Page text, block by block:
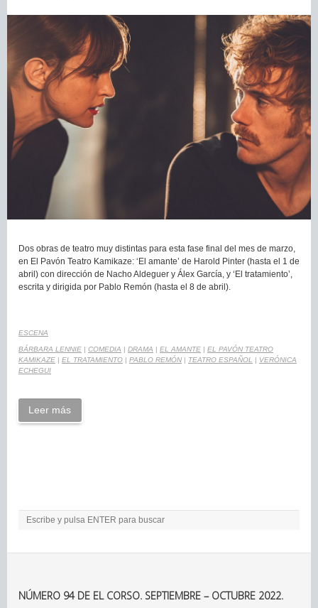
Dos obras de teatro muy distintas para esta fase final del mes de marzo,
en El Pavón Teatro Kamikaze: ‘El amante’ de Harold Pinter (hasta el 1 de
abril) con dirección de Nacho Aldeguer y Álex García, y ‘El tratamiento’,
escrita y dirigida por Pablo Remón (hasta el 8 de abril).
ESCENA
BÁRBARA LENNIE COMEDIA DRAMA EL AMANTE
EL PAVÓN TEATRO
KAMIKAZE
EL TRATAMIENTO PABLO REMÓN TEATRO ESPAÑOL
VERÓNICA
ECHEGUI
Leer más
NÚMERO 94 DE EL CORSO. SEPTIEMBRE – OCTUBRE 2022.